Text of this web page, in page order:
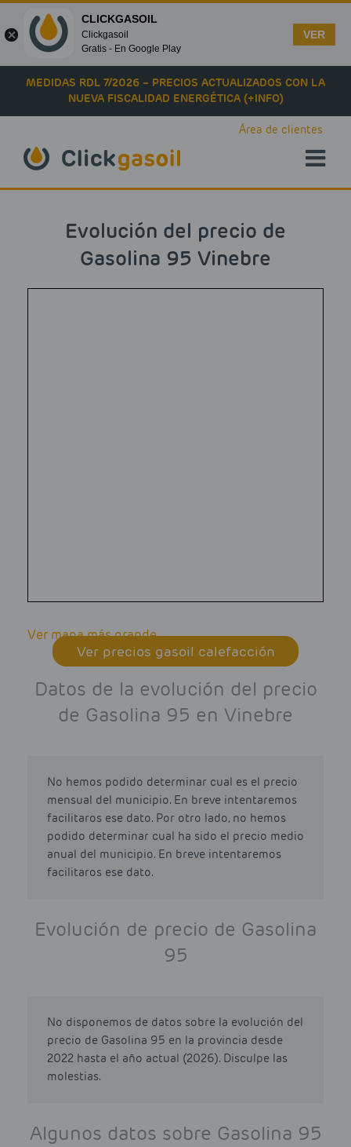
Skip to main content
MEDIDAS RDL 7/2026 – PRECIOS ACTUALIZADOS CON LA
NUEVA FISCALIDAD ENERGÉTICA (+INFO)
Área de clientes
Evolución del precio de
Gasolina 95 Vinebre
Ver mapa más grande
Ver precios gasoil calefacción
Datos de la evolución del precio
de Gasolina 95 en Vinebre
No hemos podido determinar cual es el precio
mensual del municipio. En breve intentaremos
facilitaros ese dato. Por otro lado, no hemos
podido determinar cual ha sido el precio medio
anual del municipio. En breve intentaremos
facilitaros ese dato.
Evolución de precio de Gasolina
95
No disponemos de datos sobre la evolución del
precio de Gasolina 95 en la provincia desde
2022 hasta el año actual (2026). Disculpe las
molestias.
Algunos datos sobre Gasolina 95
CLICKGASOIL
Clickgasoil
Gratis - En Google Play
VER